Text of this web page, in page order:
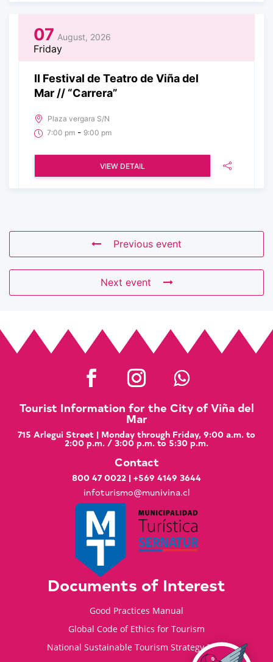
07 August, 2026
Friday
II Festival de Teatro de Viña del
Mar // “Carrera”
Plaza vergara S/N
7:00 pm - 9:00 pm
VIEW DETAIL
Previous event
Next event
Tourist Information for the City of Viña del
Mar
715 Arlegui Street | Monday through Friday, 9:00 a.m. to
2:00 p.m. / 3:00 p.m. to 5:30 p.m.
Contact
800 47 0022 | +569 4149 3644
infoturismo@munivina.cl
Documents of Interest
Good Practices Manual
Global Code of Ethics for Tourism
National Sustainable Tourism Strategy 2035